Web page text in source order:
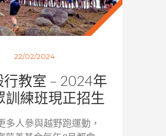
22/02/2024
行教室 – 2024年
訓練班現正招生
多人參與越野跑運動，